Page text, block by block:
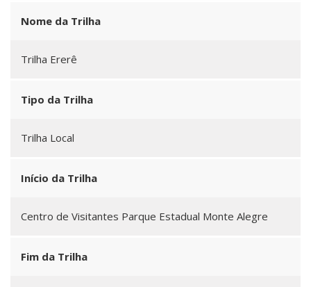
Nome da Trilha
Trilha Ererê
Tipo da Trilha
Trilha Local
Início da Trilha
Centro de Visitantes Parque Estadual Monte Alegre
Fim da Trilha